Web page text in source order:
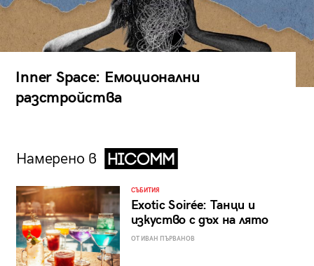
Inner Space: Емоционални
разстройства
Намерено в
СЪБИТИЯ
Exotic Soirée: Танци и
изкуство с дъх на лято
ОТ ИВАН ПЪРВАНОВ